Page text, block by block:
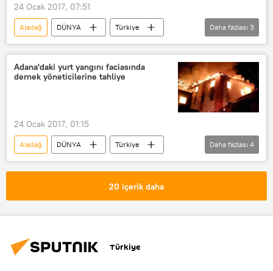
24 Ocak 2017, 07:51
Aladağ DÜNYA
Türkiye
Haberler
Adana Yangın
Daha fazlası 3
Adana'daki yurt yangını faciasında
dernek yöneticilerine tahliye
24 Ocak 2017, 01:15
Aladağ DÜNYA
Türkiye
Haberler
Adana
Yangın
Daha fazlası 4
20 içerik daha
Türkiye